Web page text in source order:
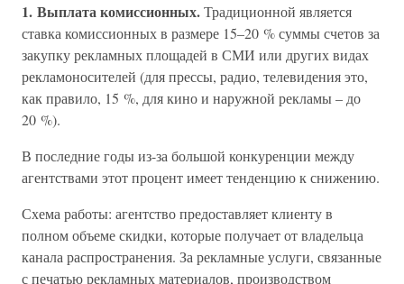
1. Выплата комиссионных.Традиционной является
ставка комиссионных в размере 15–20 % суммы счетов за
закупку рекламных площадей в СМИ или других видах
рекламоносителей (для прессы, радио, телевидения это,
как правило, 15 %, для кино и наружной рекламы – до
20 %).
В последние годы из-за большой конкуренции между
агентствами этот процент имеет тенденцию к снижению.
Схема работы: агентство предоставляет клиенту в
полном объеме скидки, которые получает от владельца
канала распространения. За рекламные услуги, связанные
с печатью рекламных материалов, производством